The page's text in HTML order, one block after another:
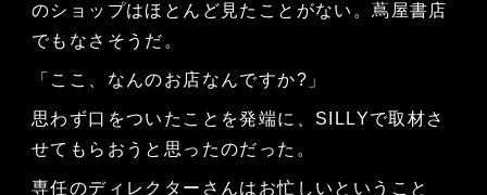
のショップはほとんど見たことがない。蔦屋書店
でもなさそうだ。
「ここ、なんのお店なんですか?」
思わず口をついたことを発端に、SILLYで取材さ
せてもらおうと思ったのだった。
専任のディレクターさんはお忙しいということ